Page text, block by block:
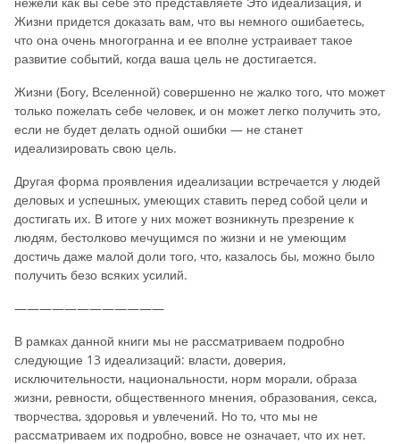
Жизни придется доказать вам, что вы немного ошибаетесь,
что она очень многогранна и ее вполне устраивает такое
развитие событий, когда ваша цель не достигается.
Жизни (Богу, Вселенной) совершенно не жалко того, что может
только пожелать себе человек, и он может легко получить это,
если не будет делать одной ошибки — не станет
идеализировать свою цель.
Другая форма проявления идеализации встречается у людей
деловых и успешных, умеющих ставить перед собой цели и
достигать их. В итоге у них может возникнуть презрение к
людям, бестолково мечущимся по жизни и не умеющим
достичь даже малой доли того, что, казалось бы, можно было
получить безо всяких усилий.
————————————
В рамках данной книги мы не рассматриваем подробно
следующие 13 идеализаций: власти, доверия,
исключительности, национальности, норм морали, образа
жизни, ревности, общественного мнения, образования, секса,
творчества, здоровья и увлечений. Но то, что мы не
рассматриваем их подробно, вовсе не означает, что их нет.